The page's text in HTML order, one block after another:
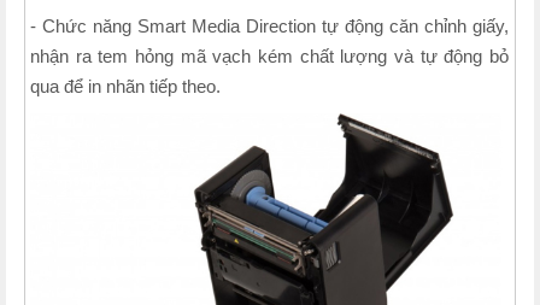
- Chức năng Smart Media Direction tự động căn chỉnh giấy,
nhận ra tem hỏng mã vạch kém chất lượng và tự động bỏ
qua để in nhãn tiếp theo.